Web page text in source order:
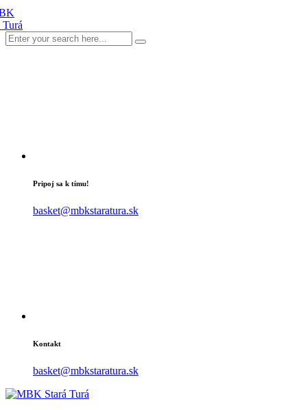
Pripoj sa k tímu!
basket@mbkstaratura.sk
Kontakt
basket@mbkstaratura.sk